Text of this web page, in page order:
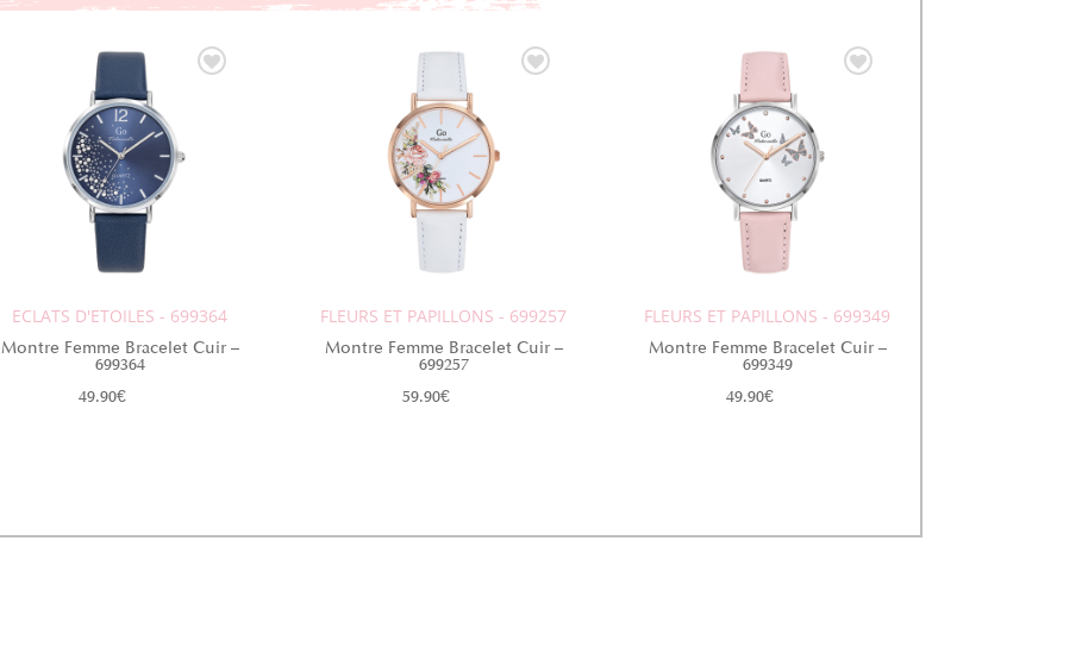
ECLATS D'ETOILES - 699364
Montre Femme Bracelet Cuir –
699364
49.90€
FLEURS ET PAPILLONS - 699257
Montre Femme Bracelet Cuir –
699257
59.90€
FLEURS ET PAPILLONS - 699349
Montre Femme Bracelet Cuir –
699349
49.90€